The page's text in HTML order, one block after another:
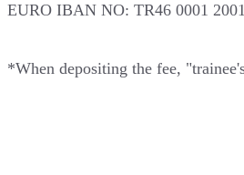
EURO IBAN NO: TR46 0001
*When depositing the fee,